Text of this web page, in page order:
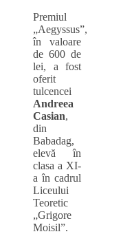
Premiul
„Aegyssus”,
în valoare
de 600 de
lei, a fost
oferit
tulcencei
Andreea
Casian,
din
Babadag,
elevă în
clasa a XI-
a în cadrul
Liceului
Teoretic
„Grigore
Moisil”.